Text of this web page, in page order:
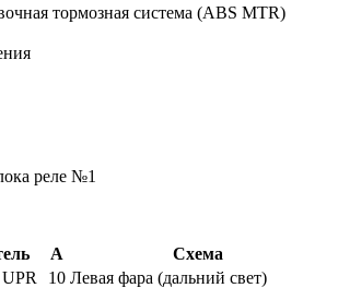
тормозная система (ABS MTR)
А
Схема
10 Левая фара (дальний свет)